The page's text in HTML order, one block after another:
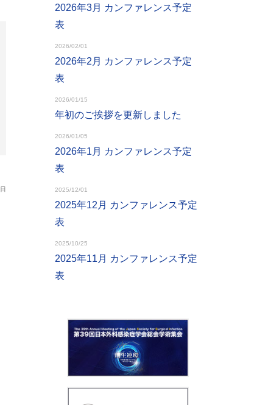
2026年3月 カンファレンス予定
表
2026/02/01
2026年2月 カンファレンス予定
表
2026/01/15
年初のご挨拶を更新しました
2026/01/05
2026年1月 カンファレンス予定
表
2025/12/01
2025年12月 カンファレンス予定
表
2025/10/25
2025年11月 カンファレンス予定
表